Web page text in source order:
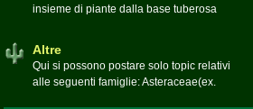
insieme di piante dalla base tuberosa
Altre
Qui si possono postare solo topic relativi
alle seguenti famiglie: Asteraceae(ex.